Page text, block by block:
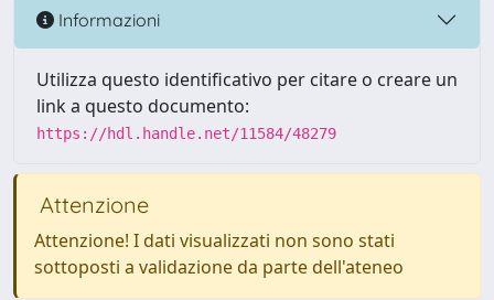
Informazioni
Utilizza questo identificativo per citare o creare un
link a questo documento:
https://hdl.handle.net/11584/48279
Attenzione
Attenzione! I dati visualizzati non sono stati
sottoposti a validazione da parte dell'ateneo